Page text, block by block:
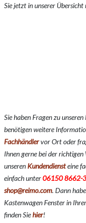
Sie jetzt in unserer
Sie haben Fragen zu
benötigen weitere
Fachhändlervor Ort oder
Ihnen gerne bei der
unseren Kundendiensteine
einfach unter06150 8662-
shop@reimo.com. Dann
Kastenwagen Fenster in
finden Siehier!